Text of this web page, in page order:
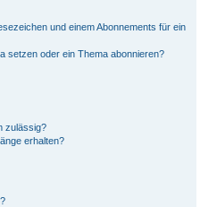
und einem Abonnements für ein
setzen oder ein Thema abonnieren?
zulässig?
erhalten?